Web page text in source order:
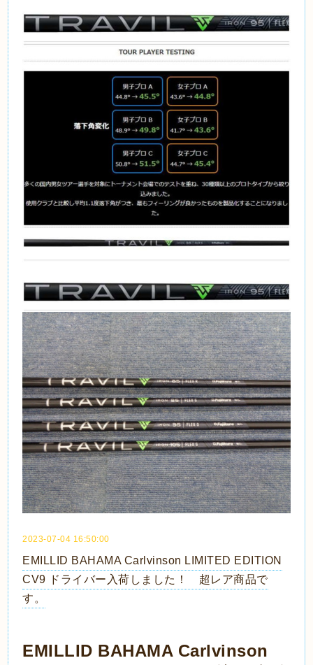
2023-07-04 16:50:00
EMILLID BAHAMA Carlvinson LIMITED EDITION
CV9 ドライバー入荷しました！ 超レア商品で
す。
EMILLID BAHAMA Carlvinson